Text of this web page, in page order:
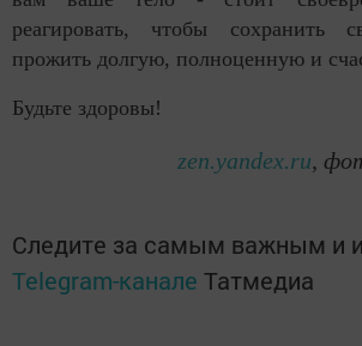
реагировать, чтобы сохранить
прожить долгую, полноценную и
Будьте здоровы!
zen.yandex.ru,
Следите за самым важным и
Telegram-канале Татмедиа